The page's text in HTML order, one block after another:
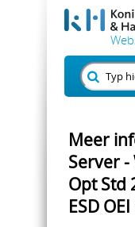
Meer
Server -
Opt Std
ESD